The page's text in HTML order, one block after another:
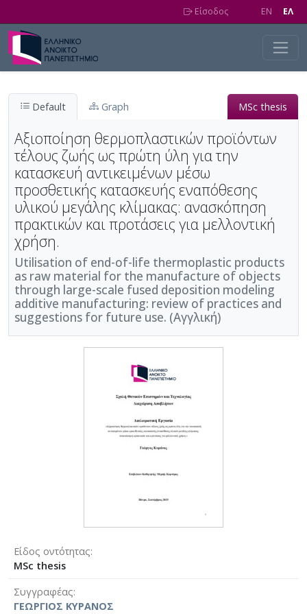
Είσοδος EN EΛ
Default Graph MSc thesis
Αξιοποίηση θερμοπλαστικών προϊόντων
τέλους ζωής ως πρώτη ύλη για την
κατασκευή αντικειμένων μέσω
προσθετικής κατασκευής εναπόθεσης
υλικού μεγάλης κλίμακας: ανασκόπηση
πρακτικών και προτάσεις για μελλοντική
χρήση.
Utilisation of end-of-life thermoplastic products
as raw material for the manufacture of objects
through large-scale fused deposition modeling
additive manufacturing: review of practices and
suggestions for future use. (Αγγλική)
Είδος οντότητας
MSc thesis
Συγγραφέας
ΓΕΩΡΓΙΟΣ ΚΥΡΑΝΟΣ